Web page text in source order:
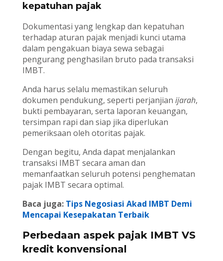
kepatuhan pajak
Dokumentasi yang lengkap dan kepatuhan
terhadap aturan pajak menjadi kunci utama
dalam pengakuan biaya sewa sebagai
pengurang penghasilan bruto pada transaksi
IMBT.
Anda harus selalu memastikan seluruh
dokumen pendukung, seperti perjanjian ijarah,
bukti pembayaran, serta laporan keuangan,
tersimpan rapi dan siap jika diperlukan
pemeriksaan oleh otoritas pajak.
Dengan begitu, Anda dapat menjalankan
transaksi IMBT secara aman dan
memanfaatkan seluruh potensi penghematan
pajak IMBT secara optimal.
Baca juga: Tips Negosiasi Akad IMBT Demi
Mencapai Kesepakatan Terbaik
Perbedaan aspek pajak IMBT VS
kredit konvensional